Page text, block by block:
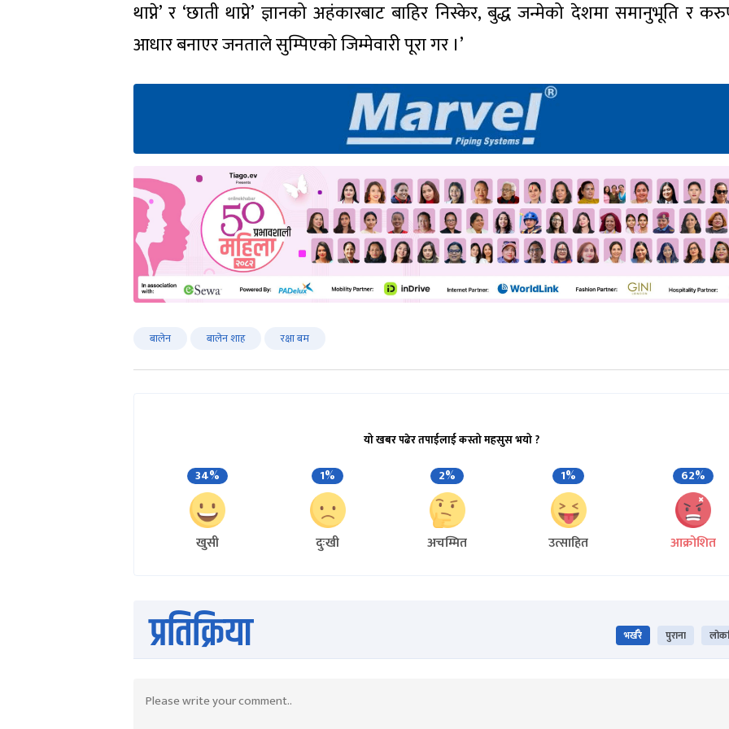
थाप्ने’ र ‘छाती थाप्ने’ ज्ञानको अहंकारबाट बाहिर निस्केर, बुद्ध जन्मेको देशमा समानुभूति र
आधार बनाएर जनताले सुम्पिएको जिम्मेवारी पूरा गर ।’
बालेन बालेन शाह रक्षा बम
यो खबर पढेर तपाईलाई कस्तो महसुस भयो ?
34%
खुसी
1%
दुःखी
2%
अचम्मित
1%
उत्साहित
62%
आक्रोशित
प्रतिक्रिया भर्खरै पुराना